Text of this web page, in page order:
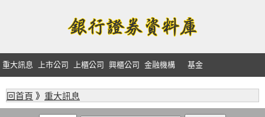
重大訊息 上市公司 上櫃公司 興櫃公司 金融機構 基金
回首頁 》 重大訊息